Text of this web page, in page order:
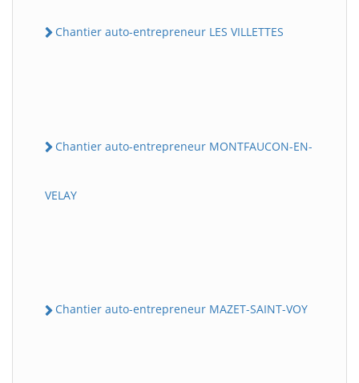
Chantier auto-entrepreneur LES VILLETTES
Chantier auto-entrepreneur MONTFAUCON-EN-
VELAY
Chantier auto-entrepreneur MAZET-SAINT-VOY